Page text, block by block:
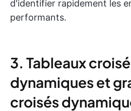
d'identifier rapidement les
performants.
3. Tableaux
dynamiques et
croisés